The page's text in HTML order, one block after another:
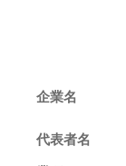
企業名
代表者名